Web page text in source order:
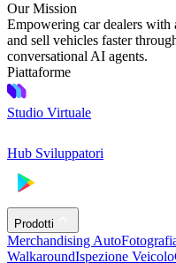
Our Mission
Empowering car dealers
and sell vehicles faster
conversational AI agents.
Piattaforme
Studio Virtuale
Hub Sviluppatori
Prodotti
Merchandising Auto
WalkaroundIspezione Veicolo